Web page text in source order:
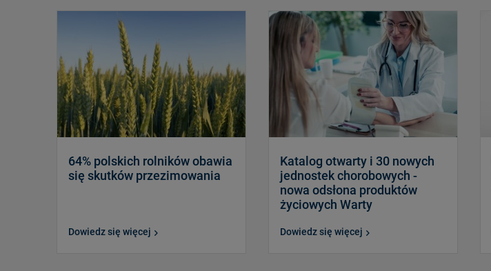
64% polskich rolników obawia
się skutków przezimowania
Dowiedz się więcej
Katalog otwarty i 30 nowych
jednostek chorobowych -
nowa odsłona produktów
życiowych Warty
Dowiedz się więcej